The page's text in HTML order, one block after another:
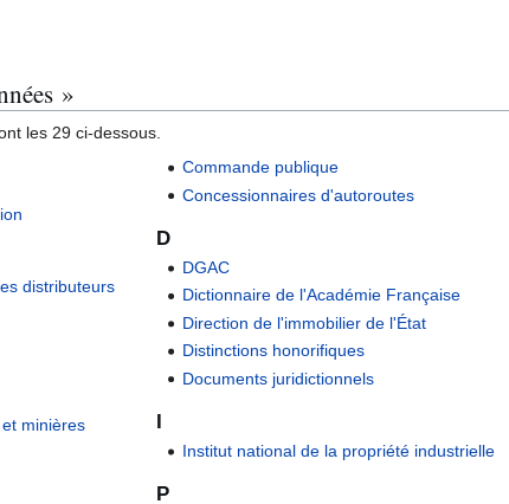
»
les 29 ci-dessous.
distributeurs
minières
Commande publique
Concessionnaires d'autoroutes
D
DGAC
Dictionnaire de l'Académie Française
Direction de l'immobilier de l'État
Distinctions honorifiques
Documents juridictionnels
I
Institut national de la propriété industrielle
P